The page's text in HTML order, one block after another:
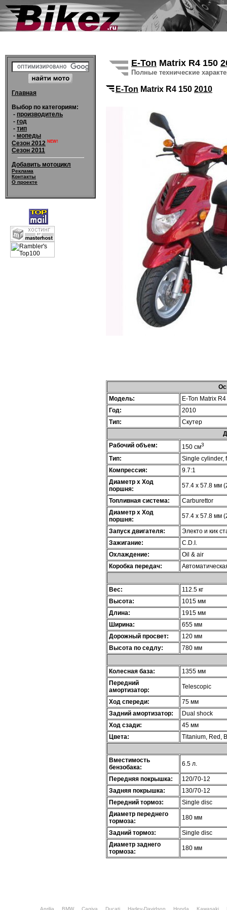
Главная
Выбор по категориям:
- производитель
- год
- тип
- мопеды
Сезон 2012 NEW!
Сезон 2011
Добавить мотоцикл
Реклама
Контакты
О проекте
E-Ton Matrix R4 150
Полные технические
E-Ton Matrix R4 150 2010
Модель:
E-Ton Matrix
Год:
2010
Тип:
Скутер
Рабочий объем:
150 см3
Тип:
Single cylinder,
Компрессия:
9.7:1
Диаметр х Ход
поршня:
57.4 x 57.8 мм
Топливная система:
Carburettor
Диаметр х Ход
поршня:
57.4 x 57.8 мм
Запуск двигателя:
Электо и кик
Зажигание:
C.D.I.
Охлаждение:
Oil & air
Коробка передач:
Вес:
112.5 кг
Высота:
1015 мм
Длина:
1915 мм
Ширина:
655 мм
Дорожный просвет:
120 мм
Высота по седлу:
780 мм
Колесная база:
1355 мм
Передний
амортизатор:
Telescopic
Ход спереди:
75 мм
Задний амортизатор:
Dual shock
Ход сзади:
45 мм
Цвета:
Titanium, Red,
Вместимость
бензобака:
6.5 л.
Передняя покрышка:
120/70-12
Задняя покрышка:
130/70-12
Передний тормоз:
Single disc
Диаметр переднего
тормоза:
180 мм
Задний тормоз:
Single disc
Диаметр заднего
тормоза:
180 мм
Aprilia BMW Cagiva Ducati Harley-Davidson Honda Kawasaki